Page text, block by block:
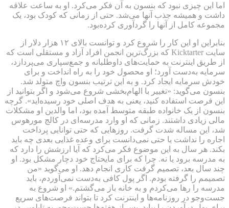
اما این چیزی نبود که بنسون به آن فکر می‌کرد. او به ساعت علاقه
داشت و همیشه جذب آنها می‌شد. حتی از زمانی که کودک بود، یک
مجموعه کامل از آنها را گردآوری کرده‌بود.
بنابراین او این کار را شروع کرد و توانست بالای ۱۲ هزار دلار از
سایت Kicktarter که بزرگ‌ترین انجمن افراد آزاد و مستقلی است که
از طریق اینترنت به حمایت‌های داوطلبانه و جمع‌سپاری می‌پردازد،
سرمایه به‌دست آورد؛ او محصول خود را به راه انداخت و برای
خودش سرمایه ایجاد کرد. و به این ترتیب بنسون واچ متولد شد.
بنسون می‌گوید: «تغییر با الهام‌بخشی شروع می‌شود و اگر بتوانید از
این فرصت استفاده کنید، یعنی به هدف اصلی خود رسیده‌اید». گرچه
بنسون از یک خانواده طبقه متوسط آمده بود، اما والدین او مشکلات
مالی زیادی داشتند. زمانی که او وارد مدرسه‌ای در کالج مورهوس
شد، این مساله شدت گرفت. روزهایی که حتی توانایی پرداخت
اجاره را نداشت یا حتی نمی‌دانست برای وعده غذایی بعدی چه باید
بکند. هر سال به این موضوع فکر می‌کرد که آیا ارزشش را دارد که
به مدرسه برود یا نه. چرا که برای مایحتاج خود دچار مشکل بود. او
چند سال بعد، تصمیم گرفت کاری انجام دهد. او می‌گوید «من
تصمیمم را گرفته بودم. اگر پول کافی به‌دست نمی‌آوردم، باید
مدرسه را رها می‌کردم و به خانه باز می‌گشتم.» او شروع به
جست‌وجو در روزنامه‌ها و اینترنت کرد تا بتواند فرصت‌های سریع